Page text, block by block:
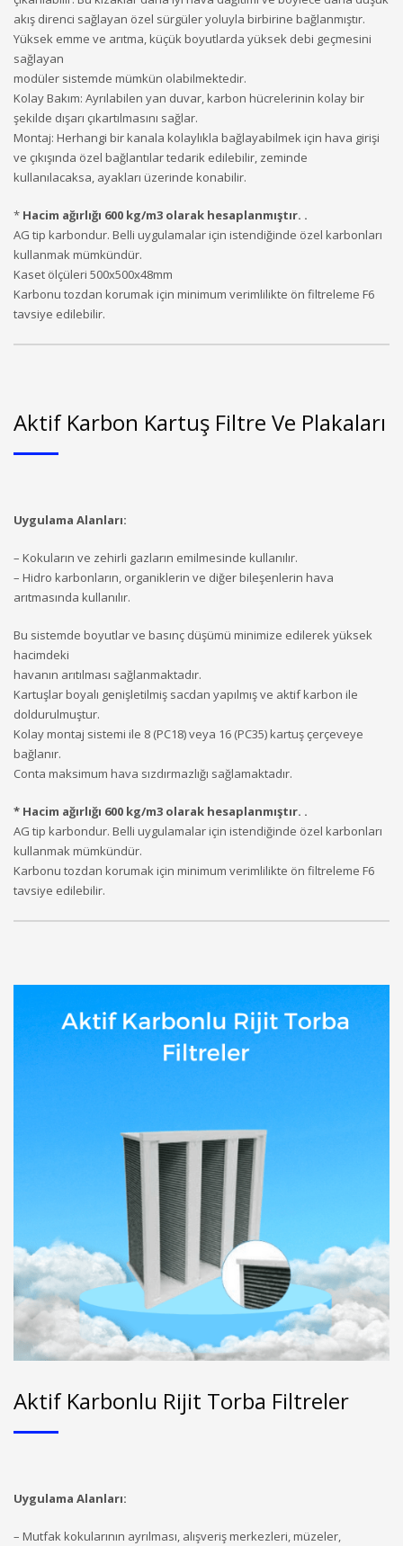
akış direnci sağlayan özel sürgüler yoluyla birbirine bağlanmıştır.
Yüksek emme ve arıtma, küçük boyutlarda yüksek debi geçmesini
sağlayan
modüler sistemde mümkün olabilmektedir.
Kolay Bakım: Ayrılabilen yan duvar, karbon hücrelerinin kolay bir
şekilde dışarı çıkartılmasını sağlar.
Montaj: Herhangi bir kanala kolaylıkla bağlayabilmek için hava girişi
ve çıkışında özel bağlantılar tedarik edilebilir, zeminde
kullanılacaksa, ayakları üzerinde konabilir.
* Hacim ağırlığı 600 kg/m3 olarak hesaplanmıştır. .
AG tip karbondur. Belli uygulamalar için istendiğinde özel karbonları
kullanmak mümkündür.
Kaset ölçüleri 500x500x48mm
Karbonu tozdan korumak için minimum verimlilikte ön filtreleme F6
tavsiye edilebilir.
Aktif Karbon Kartuş Filtre Ve Plakaları
Uygulama Alanları:
– Kokuların ve zehirli gazların emilmesinde kullanılır.
– Hidro karbonların, organiklerin ve diğer bileşenlerin hava
arıtmasında kullanılır.
Bu sistemde boyutlar ve basınç düşümü minimize edilerek yüksek
hacimdeki
havanın arıtılması sağlanmaktadır.
Kartuşlar boyalı genişletilmiş sacdan yapılmış ve aktif karbon ile
doldurulmuştur.
Kolay montaj sistemi ile 8 (PC18) veya 16 (PC35) kartuş çerçeveye
bağlanır.
Conta maksimum hava sızdırmazlığı sağlamaktadır.
* Hacim ağırlığı 600 kg/m3 olarak hesaplanmıştır. .
AG tip karbondur. Belli uygulamalar için istendiğinde özel karbonları
kullanmak mümkündür.
Karbonu tozdan korumak için minimum verimlilikte ön filtreleme F6
tavsiye edilebilir.
Aktif Karbonlu Rijit Torba Filtreler
Uygulama Alanları:
– Mutfak kokularının ayrılması, alışveriş merkezleri, müzeler,